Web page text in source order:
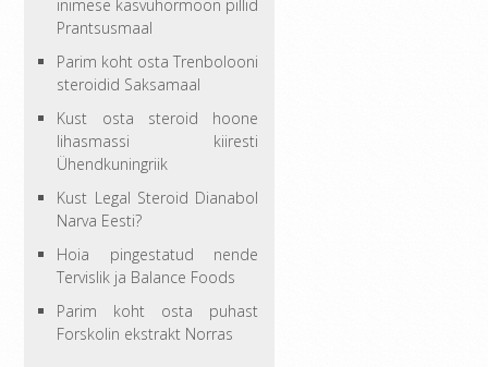
inimese kasvuhormoon pillid
Prantsusmaal
Parim koht osta Trenbolooni
steroidid Saksamaal
Kust osta steroid hoone
lihasmassi kiiresti
Ühendkuningriik
Kust Legal Steroid Dianabol
Narva Eesti?
Hoia pingestatud nende
Tervislik ja Balance Foods
Parim koht osta puhast
Forskolin ekstrakt Norras